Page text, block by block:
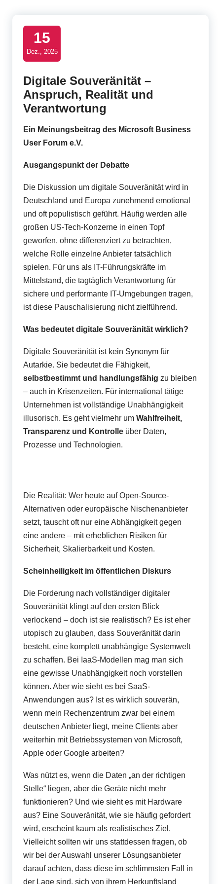
m
15
Dez., 2025
Digitale Souveränität –
Anspruch, Realität und
Verantwortung
Ein Meinungsbeitrag des Microsoft Business
User Forum e.V.
Ausgangspunkt der Debatte
Die Diskussion um digitale Souveränität wird in
Deutschland und Europa zunehmend emotional
und oft populistisch geführt. Häufig werden alle
großen US-Tech-Konzerne in einen Topf
geworfen, ohne differenziert zu betrachten,
welche Rolle einzelne Anbieter tatsächlich
spielen. Für uns als IT-Führungskräfte im
Mittelstand, die tagtäglich Verantwortung für
sichere und performante IT-Umgebungen tragen,
ist diese Pauschalisierung nicht zielführend.
Was bedeutet digitale Souveränität wirklich?
Digitale Souveränität ist kein Synonym für
Autarkie. Sie bedeutet die Fähigkeit,
selbstbestimmt und handlungsfähig zu bleiben
– auch in Krisenzeiten. Für international tätige
Unternehmen ist vollständige Unabhängigkeit
illusorisch. Es geht vielmehr um Wahlfreiheit,
Transparenz und Kontrolle über Daten,
Prozesse und Technologien.
Die Realität: Wer heute auf Open-Source-
Alternativen oder europäische Nischenanbieter
setzt, tauscht oft nur eine Abhängigkeit gegen
eine andere – mit erheblichen Risiken für
Sicherheit, Skalierbarkeit und Kosten.
Scheinheiligkeit im öffentlichen Diskurs
Die Forderung nach vollständiger digitaler
Souveränität klingt auf den ersten Blick
verlockend – doch ist sie realistisch? Es ist eher
utopisch zu glauben, dass Souveränität darin
besteht, eine komplett unabhängige Systemwelt
zu schaffen. Bei IaaS-Modellen mag man sich
eine gewisse Unabhängigkeit noch vorstellen
können. Aber wie sieht es bei SaaS-
Anwendungen aus? Ist es wirklich souverän,
wenn mein Rechenzentrum zwar bei einem
deutschen Anbieter liegt, meine Clients aber
weiterhin mit Betriebssystemen von Microsoft,
Apple oder Google arbeiten?
Was nützt es, wenn die Daten „an der richtigen
Stelle“ liegen, aber die Geräte nicht mehr
funktionieren? Und wie sieht es mit Hardware
aus? Eine Souveränität, wie sie häufig gefordert
wird, erscheint kaum als realistisches Ziel.
Vielleicht sollten wir uns stattdessen fragen, ob
wir bei der Auswahl unserer Lösungsanbieter
darauf achten, dass diese im schlimmsten Fall in
der Lage sind, sich von ihrem Herkunftsland